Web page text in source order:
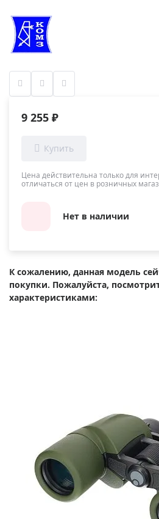
9 255 ₽
Цена действительна только для
отличаться от цен в розничных
Нет в наличии
К сожалению, данная модель
покупки. Пожалуйста,
характеристиками: